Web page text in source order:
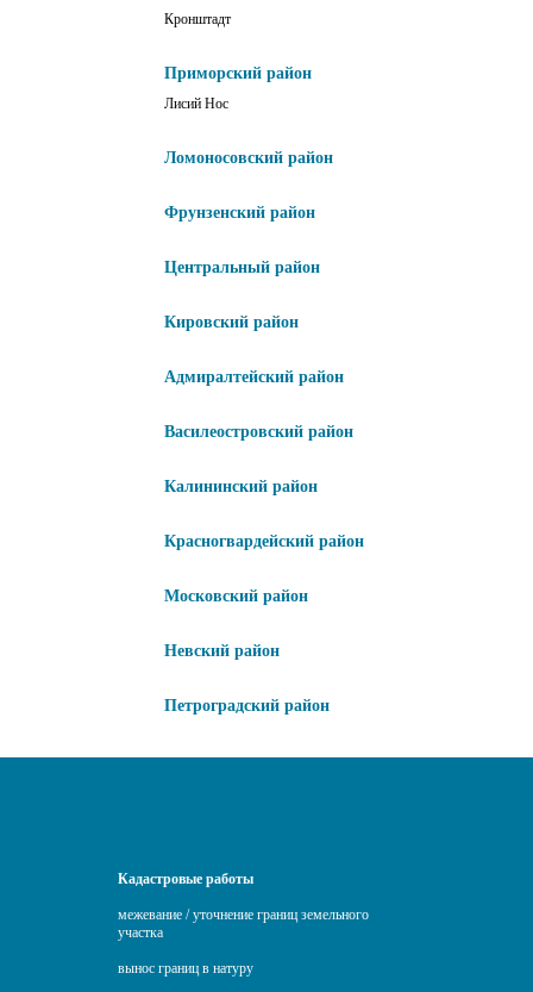
Кронштадт
Приморский район
Лисий Нос
Ломоносовский район
Фрунзенский район
Центральный район
Кировский район
Адмиралтейский район
Василеостровский район
Калининский район
Красногвардейский район
Московский район
Невский район
Петроградский район
Кадастровые работы
межевание / уточнение границ земельного
участка
вынос границ в натуру